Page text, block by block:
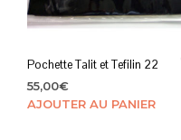
Pochette Talit et Tefilin 22
55,00€
AJOUTER AU PANIER